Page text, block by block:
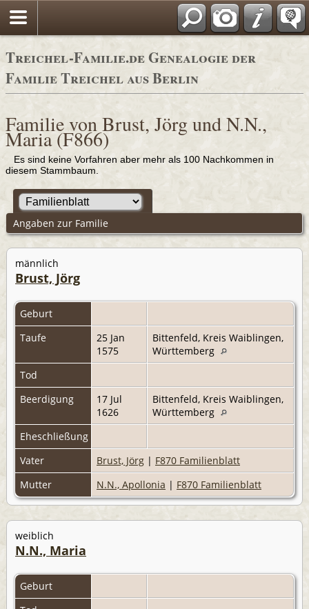
Adressbücher
Treichel-Familie.de Genealogie der
Familie Treichel aus Berlin
Familie von Brust, Jörg und N.N.,
Maria (F866)
Es sind keine Vorfahren aber mehr als 100 Nachkommen in
diesem Stammbaum.
Angaben zur Familie
männlich
Brust, Jörg
Geburt
Taufe
25 Jan
1575
Bittenfeld, Kreis Waiblingen,
Württemberg
Tod
Beerdigung
17 Jul
1626
Bittenfeld, Kreis Waiblingen,
Württemberg
Eheschließung
Vater
Brust, Jörg | F870 Familienblatt
Mutter
N.N., Apollonia | F870 Familienblatt
weiblich
N.N., Maria
Geburt